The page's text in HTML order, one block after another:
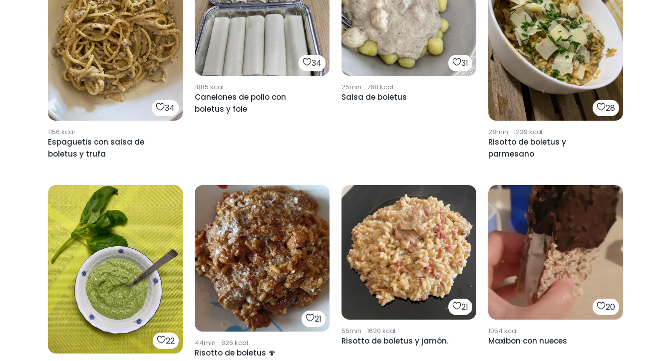
34
1156 kcal
Espaguetis con salsa de
boletus y trufa
34
1885 kcal
Canelones de pollo con
boletus y foie
31
25min · 768 kcal
Salsa de boletus
28
28min · 1239 kcal
Risotto de boletus y
parmesano
22
21
44min · 826 kcal
Risotto de boletus 🍄
21
55min · 1620 kcal
Risotto de boletus y jamón.
20
1054 kcal
Maxibon con nueces